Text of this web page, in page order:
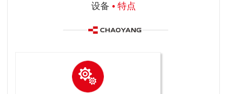
设备 • 特点